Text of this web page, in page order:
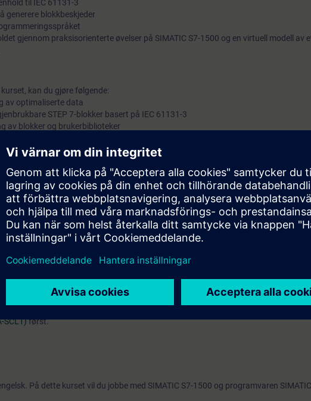
til IEC 61131-3
generere blokkbeskjeder
gjennom praksisorienterte øvelser på SIMATIC S7-1500 og en virtuell modell av
kan du gjøre følgende:
av optimaliserte data
STEP 7-blokker basert på IEC 61131-3
av blokker og brukerbiblioteker
blokker med programteknisk feilhåndtering og evaluering
interne standarder
kunnskap gjennom en rekke praksisorienterte øvelser i vårt virtuelle
og en virtuell modell av en produksjonsanlegg.
tilsvarendeSIMATIC TIA Portal Programmering 2 for PLS (TIA-PRO2)
Migrering fra S7 til TIA (TIA-SYSUPog praktisk erfaring med å bruke kunnskapen.
om SCL programmeringsspråk i henhold til kurset
SCL1)
online inngangstestenfor å sikre at det valgte kurset samsvarer med ditt
testen, anbefaler vi at du deltar på opplæringen
SCL1)først.
På dette kurset vil du jobbe med SIMATIC S7-1500 og programvaren